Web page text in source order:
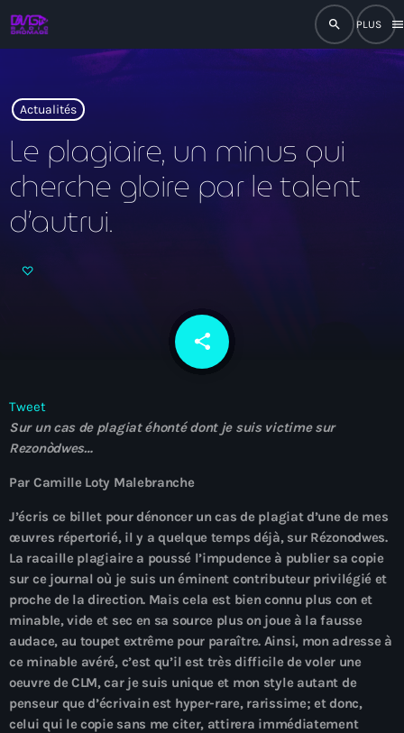
search
menu
close
play_arrow RADIO DROMAGE
À Propos
Blog Grid Sidebar
Contact
Archives
août 2026
Actualités
Le plagiaire, un minus qui
cherche gloire par le talent
d’autrui.
share
email
Tweet
Sur un cas de plagiat éhonté dont je suis victime sur
Rezonòdwes…
Par Camille Loty Malebranche
J’écris ce billet pour dénoncer un cas de plagiat d’une de mes
œuvres répertorié, il y a quelque temps déjà, sur Rézonodwes.
La racaille plagiaire a poussé l’impudence à publier sa copie
sur ce journal où je suis un éminent contributeur privilégié et
proche de la direction. Mais cela est bien connu plus con et
minable, vide et sec en sa source plus on joue à la fausse
audace, au toupet extrême pour paraître. Ainsi, mon adresse à
ce minable avéré, c’est qu’il est très difficile de voler une
oeuvre de CLM, car je suis unique et mon style autant de
penseur que d’écrivain est hyper-rare, rarissime; et donc,
celui qui le copie sans me citer, attirera immédiatement